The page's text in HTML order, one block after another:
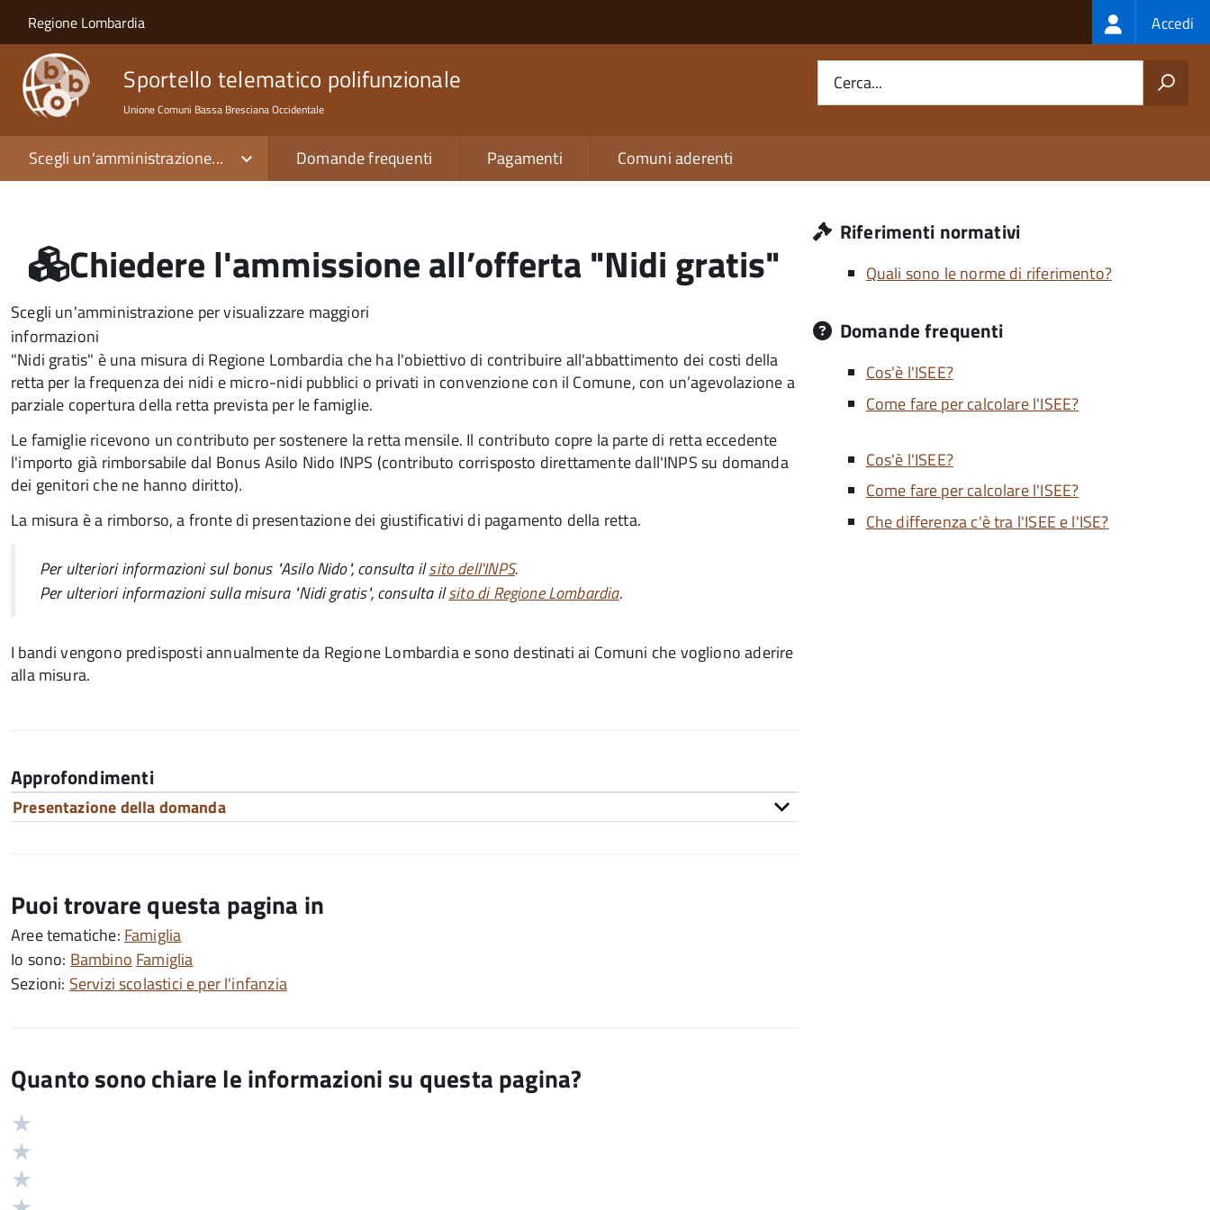
Salta al contenuto principale
Skip to site navigation
Regione Lombardia Login
menu
Accedi
Sportello telematico polifunzionale
Unione Comuni Bassa Bresciana Occidentale
Cerca...
Scegli un'amministrazione... Domande frequenti Pagamenti Comuni aderenti
Chiedere l'ammissione all’offerta "Nidi gratis"
Scegli un'amministrazione per visualizzare maggiori
informazioni
"Nidi gratis" è una misura di Regione Lombardia che ha l'obiettivo di contribuire all'abbattimento dei costi della
retta per la frequenza dei nidi e micro-nidi pubblici o privati in convenzione con il Comune, con un’agevolazione a
parziale copertura della retta prevista per le famiglie.
Le famiglie ricevono un contributo per sostenere la retta mensile. Il contributo copre la parte di retta eccedente
l'importo già rimborsabile dal Bonus Asilo Nido INPS (contributo corrisposto direttamente dall'INPS su domanda
dei genitori che ne hanno diritto).
La misura è a rimborso, a fronte di presentazione dei giustificativi di pagamento della retta.
Per ulteriori informazioni sul bonus "Asilo Nido", consulta ilsito dell'INPS.
Per ulteriori informazioni sulla misura "Nidi gratis", consulta ilsito di Regione Lombardia.
I bandi vengono predisposti annualmente da Regione Lombardia e sono destinati ai Comuni che vogliono aderire
alla misura.
Approfondimenti
Presentazione della domanda
Puoi trovare questa pagina in
Aree tematiche: Famiglia
Io sono: Bambino Famiglia
Sezioni: Servizi scolastici e per l'infanzia
Quanto sono chiare le informazioni su questa pagina?
Valutazione
Riferimenti normativi
Quali sono le norme di riferimento?
Domande frequenti
Cos'è l'ISEE?
Come fare per calcolare l'ISEE?
Cos'è l'ISEE?
Come fare per calcolare l'ISEE?
Che differenza c'è tra l'ISEE e l'ISE?